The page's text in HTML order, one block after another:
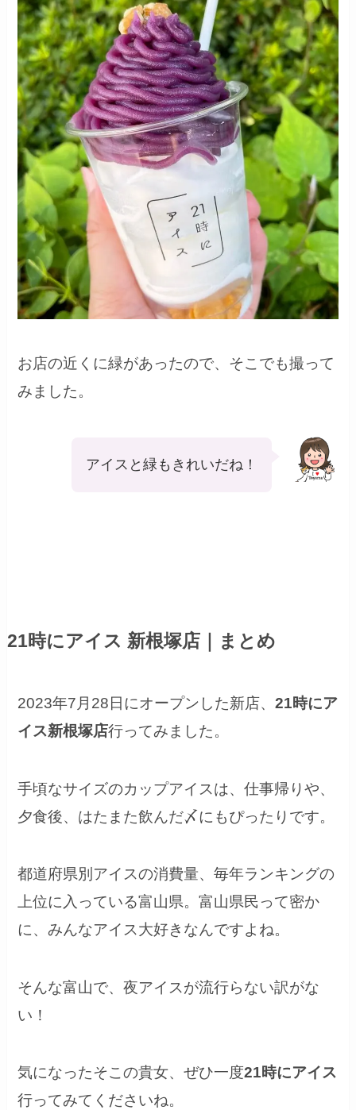
お店の近くに緑があったので、そこでも撮って
みました。
アイスと緑もきれいだね！
21時にアイス 新根塚店｜まとめ
2023年7月28日にオープンした新店、21時にア
イス新根塚店行ってみました。
手頃なサイズのカップアイスは、仕事帰りや、
夕食後、はたまた飲んだ〆にもぴったりです。
都道府県別アイスの消費量、毎年ランキングの
上位に入っている富山県。富山県民って密か
に、みんなアイス大好きなんですよね。
そんな富山で、夜アイスが流行らない訳がな
い！
気になったそこの貴女、ぜひ一度21時にアイス
行ってみてくださいね。